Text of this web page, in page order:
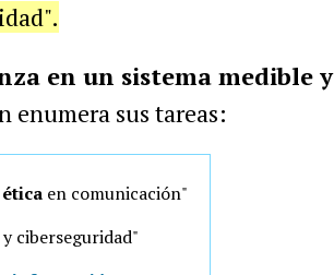
en un sistema medible y
enumera sus tareas:
en comunicación"
ciberseguridad"